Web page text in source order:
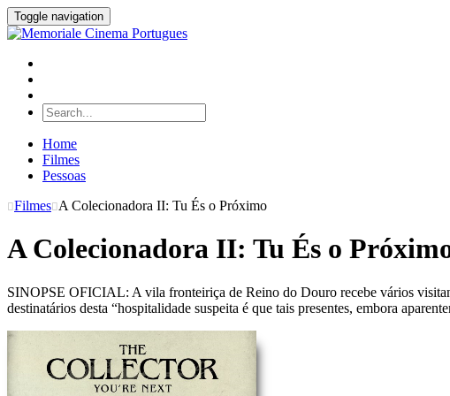
Toggle navigation
Home
Filmes
Pessoas
Filmes A Colecionadora II: Tu És o Próximo
A Colecionadora II: Tu És o
SINOPSE OFICIAL: A vila fronteiriça de Reino do Douro recebe vários
destinatários desta “hospitalidade suspeita é que tais presentes, embora